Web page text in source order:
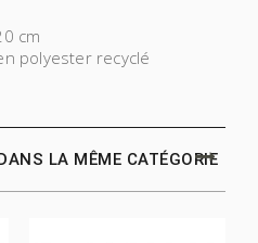
cm
polyester recyclé
LA MÊME CATÉGORIE